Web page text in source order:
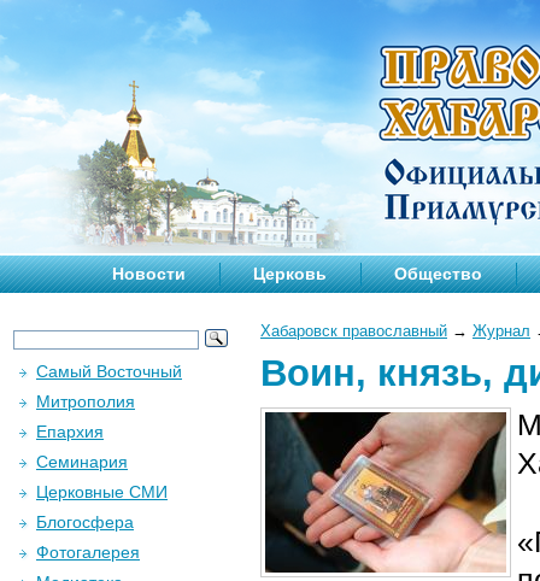
Новости Церковь Общество
Хабаровск православный → Журнал
Воин, князь,
Самый Восточный
Митрополия
Епархия
Семинария
Церковные СМИ
Блогосфера
Фотогалерея